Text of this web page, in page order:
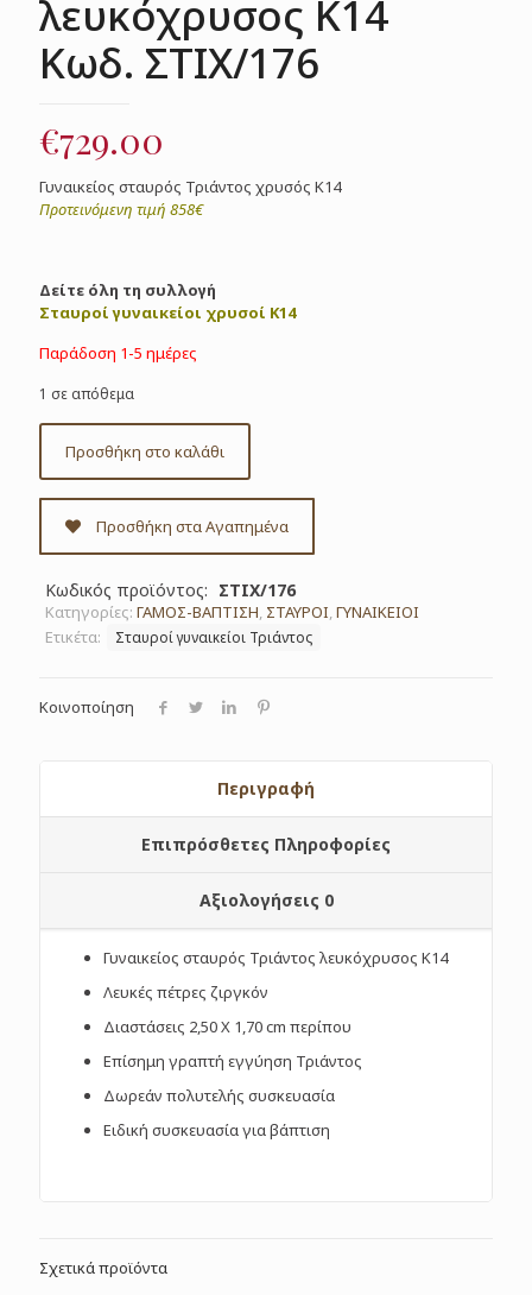
λευκόχρυσος Κ14
Κωδ. ΣΤΙΧ/176
€729.00
Γυναικείος σταυρός Τριάντος χρυσός Κ14
Προτεινόμενη τιμή 858€
Δείτε όλη τη συλλογή
Σταυροί γυναικείοι χρυσοί Κ14
Παράδοση 1-5 ημέρες
1 σε απόθεμα
Προσθήκη στο καλάθι
Προσθήκη στα Αγαπημένα
Κωδικός προϊόντος: ΣΤΙΧ/176
Κατηγορίες: ΓΑΜΟΣ-ΒΑΠΤΙΣΗ, ΣΤΑΥΡΟΙ,ΓΥΝΑΙΚΕΙΟΙ
Ετικέτα:
Σταυροί γυναικείοι Τριάντος
Κοινοποίηση
Περιγραφή
Επιπρόσθετες Πληροφορίες
Αξιολογήσεις 0
Γυναικείος σταυρός Τριάντος λευκόχρυσος Κ14
Λευκές πέτρες ζιργκόν
Διαστάσεις 2,50 Χ 1,70 cm περίπου
Επίσημη γραπτή εγγύηση Τριάντος
Δωρεάν πολυτελής συσκευασία
Ειδική συσκευασία για βάπτιση
Σχετικά προϊόντα